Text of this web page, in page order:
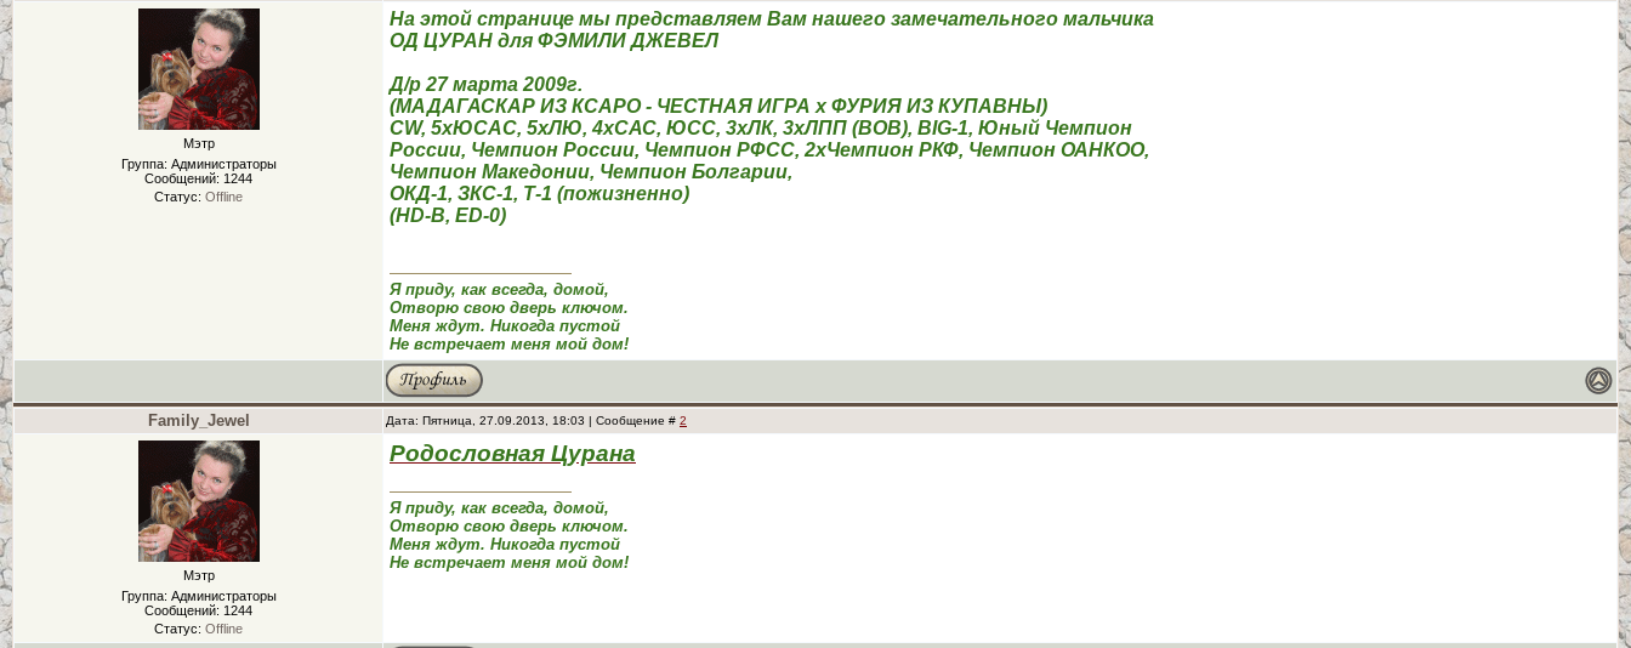
Мэтр
Группа: Администраторы
Сообщений: 1244
Статус: Offline
На этой странице мы представляем Вам нашего замечательного мальчика
ОД ЦУРАН для ФЭМИЛИ ДЖЕВЕЛ
Д/р 27 марта 2009г.
(МАДАГАСКАР ИЗ КСАРО - ЧЕСТНАЯ ИГРА х ФУРИЯ ИЗ КУПАВНЫ)
CW, 5xЮCAC, 5хЛЮ, 4хСАС, ЮСС, 3хЛК, 3хЛПП (ВОВ), BIG-1, Юный Чемпион
России, Чемпион России, Чемпион РФСС, 2хЧемпион РКФ, Чемпион ОАНКОО,
Чемпион Македонии, Чемпион Болгарии,
ОКД-1, ЗКС-1, Т-1 (пожизненно)
(HD-B, ED-0)
Я приду, как всегда, домой,
Отворю свою дверь ключом.
Меня ждут. Никогда пустой
Не встречает меня мой дом!
Family_Jewel Дата: Пятница, 27.09.2013, 18:03 | Сообщение # 2
Мэтр
Группа: Администраторы
Сообщений: 1244
Статус: Offline
Родословная Цурана
Я приду, как всегда, домой,
Отворю свою дверь ключом.
Меня ждут. Никогда пустой
Не встречает меня мой дом!